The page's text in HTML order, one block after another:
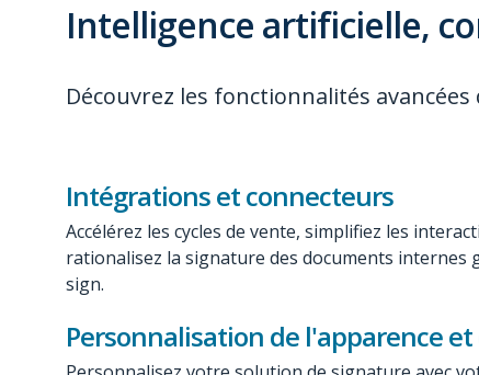
Intelligence artificielle,
Découvrez les fonctionnalités
Intégrations et connecteurs
Accélérez les cycles de vente, simplifiez les
rationalisez la signature des documents internes
sign.
Personnalisation de l'apparence